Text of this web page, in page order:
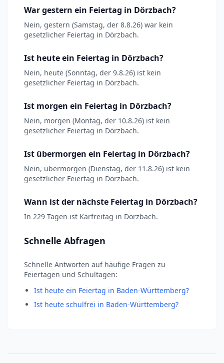
War gestern ein Feiertag in Dörzbach?
Nein, gestern (Samstag, der 8.8.26) war kein
gesetzlicher Feiertag in Dörzbach.
Ist heute ein Feiertag in Dörzbach?
Nein, heute (Sonntag, der 9.8.26) ist kein
gesetzlicher Feiertag in Dörzbach.
Ist morgen ein Feiertag in Dörzbach?
Nein, morgen (Montag, der 10.8.26) ist kein
gesetzlicher Feiertag in Dörzbach.
Ist übermorgen ein Feiertag in Dörzbach?
Nein, übermorgen (Dienstag, der 11.8.26) ist kein
gesetzlicher Feiertag in Dörzbach.
Wann ist der nächste Feiertag in Dörzbach?
In 229 Tagen ist Karfreitag in Dörzbach.
Schnelle Abfragen
Schnelle Antworten auf häufige Fragen zu
Feiertagen und Schultagen:
Ist heute ein Feiertag in Baden-Württemberg?
Ist heute schulfrei in Baden-Württemberg?